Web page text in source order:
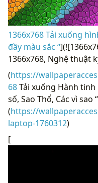
1366x768 Tải xuống
đầy màu sắc “
1366x768, Nghệ thuật
(https://
68Tải xuống Hành
số, Sao Thổ, Các vì sao
(https://
laptop-1760312)
[